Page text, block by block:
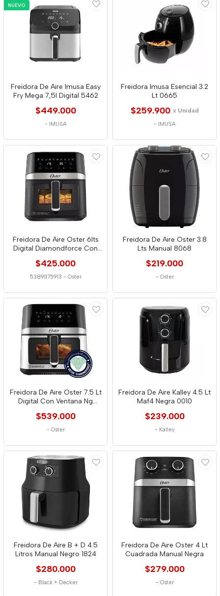
NUEVO
Freidora De Aire Imusa Easy
Fry Mega 7,5l Digital 5462
$449.000
- IMUSA
Freidora Imusa Esencial 3.2
Lt 0665
$259.900 x Unidad
- IMUSA
Freidora De Aire Oster 6lts
Digital Diamondforce Con
$425.000
53891175913 - Oster
Freidora De Aire Oster 3.8
Lts Manual 8068
$219.000
- Oster
Freidora De Aire Oster 7.5 Lt
Digital Con Ventana Ng
$539.000
- Oster
Freidora De Aire Kalley 4.5 Lt
Maf4 Negra 0010
$239.000
- Kalley
Freidora De Aire B + D 4.5
Litros Manual Negro 1824
$280.000
- Black + Decker
Freidora De Aire Oster 4 Lt
Cuadrada Manual Negra
$279.000
- Oster